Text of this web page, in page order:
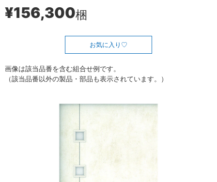
¥156,300梱
お気に入り
画像は該当品番を含む組合せ例です。
（該当品番以外の製品・部品も表示されています。）